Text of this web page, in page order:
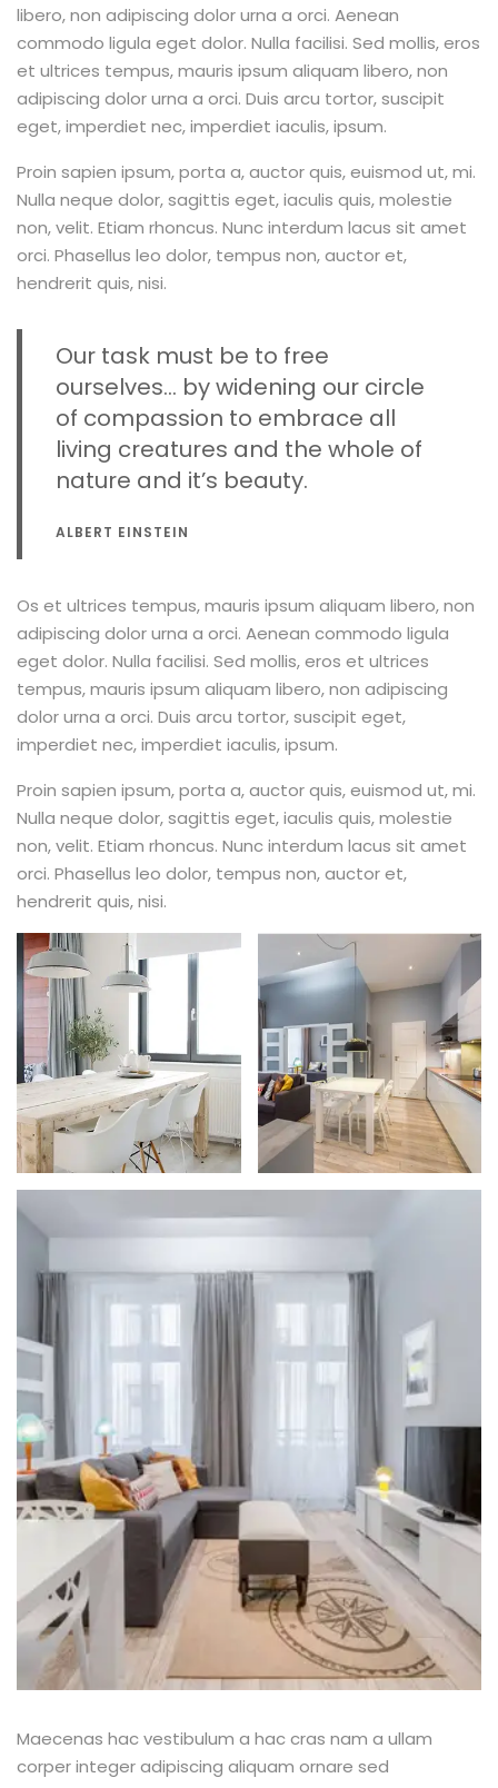
libero, non adipiscing dolor urna a orci. Aenean
commodo ligula eget dolor. Nulla facilisi. Sed mollis, eros
et ultrices tempus, mauris ipsum aliquam libero, non
adipiscing dolor urna a orci. Duis arcu tortor, suscipit
eget, imperdiet nec, imperdiet iaculis, ipsum.
Proin sapien ipsum, porta a, auctor quis, euismod ut, mi.
Nulla neque dolor, sagittis eget, iaculis quis, molestie
non, velit. Etiam rhoncus. Nunc interdum lacus sit amet
orci. Phasellus leo dolor, tempus non, auctor et,
hendrerit quis, nisi.
Our task must be to free
ourselves… by widening our circle
of compassion to embrace all
living creatures and the whole of
nature and it’s beauty.
ALBERT EINSTEIN
Os et ultrices tempus, mauris ipsum aliquam libero, non
adipiscing dolor urna a orci. Aenean commodo ligula
eget dolor. Nulla facilisi. Sed mollis, eros et ultrices
tempus, mauris ipsum aliquam libero, non adipiscing
dolor urna a orci. Duis arcu tortor, suscipit eget,
imperdiet nec, imperdiet iaculis, ipsum.
Proin sapien ipsum, porta a, auctor quis, euismod ut, mi.
Nulla neque dolor, sagittis eget, iaculis quis, molestie
non, velit. Etiam rhoncus. Nunc interdum lacus sit amet
orci. Phasellus leo dolor, tempus non, auctor et,
hendrerit quis, nisi.
Maecenas hac vestibulum a hac cras nam a ullam
corper integer adipiscing aliquam ornare sed